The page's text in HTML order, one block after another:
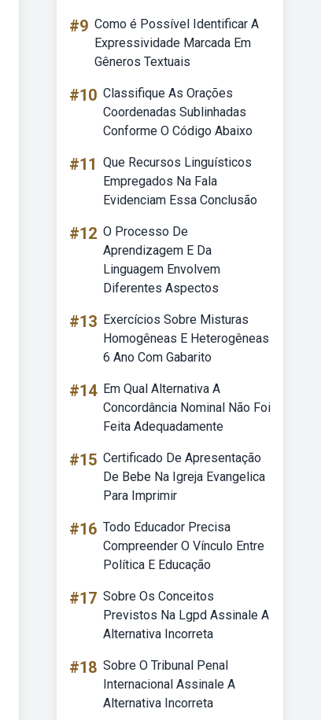
#9 Como é Possível Identificar A
Expressividade Marcada Em
Gêneros Textuais
#10 Classifique As Orações
Coordenadas Sublinhadas
Conforme O Código Abaixo
#11 Que Recursos Linguísticos
Empregados Na Fala
Evidenciam Essa Conclusão
#12 O Processo De
Aprendizagem E Da
Linguagem Envolvem
Diferentes Aspectos
#13 Exercícios Sobre Misturas
Homogêneas E Heterogêneas
6 Ano Com Gabarito
#14 Em Qual Alternativa A
Concordância Nominal Não Foi
Feita Adequadamente
#15 Certificado De Apresentação
De Bebe Na Igreja Evangelica
Para Imprimir
#16 Todo Educador Precisa
Compreender O Vínculo Entre
Política E Educação
#17 Sobre Os Conceitos
Previstos Na Lgpd Assinale A
Alternativa Incorreta
#18 Sobre O Tribunal Penal
Internacional Assinale A
Alternativa Incorreta